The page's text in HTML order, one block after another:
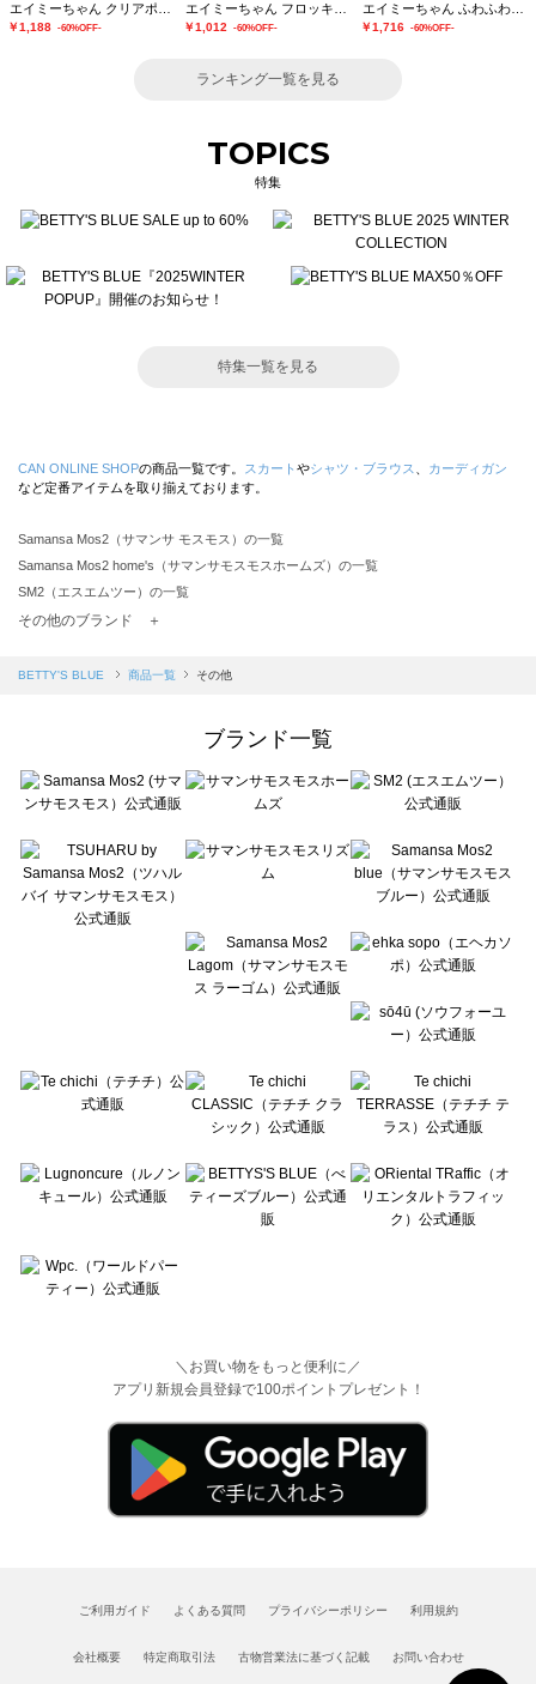
￥1,188 -60%OFF- ￥1,012 -60%OFF-
エイミーちゃん ふわふわショルダーバッグ
￥1,716 -60%OFF-
ランキング一覧を見る
TOPICS
特集
特集一覧を見る
CAN ONLINE SHOPの商品一覧です。 スカート やシャツ・ブラウス
カーディガン
など定番アイテムを取り揃えております。
Samansa Mos2（サマンサ モスモス）の一覧
Samansa Mos2 home's（サマンサモスモスホームズ）の一覧
SM2（エスエムツー）の一覧
TSUHARU by Samansa Mos2（ツハルバイサマンサモスモス）の一覧
Samansa Mos2 blue（サマンサモスモス ブルー）の一覧
Te chichi（テチチ）の一覧
Te chichi CLASSIC（テチチ クラシック）の一覧
Lugnoncure（ルノンキュール）の一覧
BETTY'S BLUE（べティーズブルー）の一覧
Wpc.（ワールドパーティー）の一覧
その他のブランド ＋
BETTY'S BLUE 商品一覧 その他
ブランド一覧
＼お買い物をもっと便利に／
アプリ新規会員登録で100ポイントプレゼント！
ご利用ガイド よくある質問 プライバシーポリシー 利用規約
会社概要 特定商取引法 古物営業法に基づく記載 お問い合わせ